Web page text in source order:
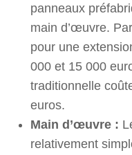
panneaux
main d’œuvre.
pour une
000 et 15 000
traditionnelle
euros.
Main d’œuvre :
relativement